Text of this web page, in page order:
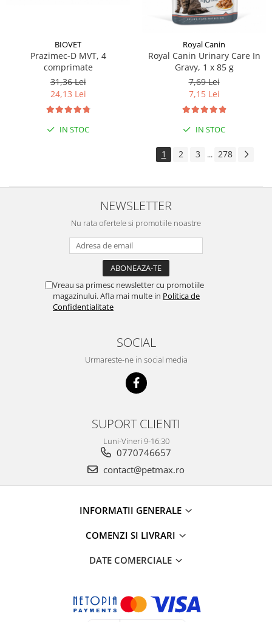
BIOVET
Prazimec-D MVT, 4
comprimate
31,36 Lei
24,13 Lei
IN STOC
Royal Canin
Royal Canin Urinary Care In
Gravy, 1 x 85 g
7,69 Lei
7,15 Lei
IN STOC
1 2 3 ... 278
NEWSLETTER
Nu rata ofertele si promotiile noastre
Vreau sa primesc newsletter cu promotiile
magazinului. Afla mai multe in Politica de
Confidentialitate
SOCIAL
Urmareste-ne in social media
SUPORT CLIENTI
Luni-Vineri 9-16:30
0770746657
contact@petmax.ro
INFORMATII GENERALE
COMENZI SI LIVRARI
DATE COMERCIALE